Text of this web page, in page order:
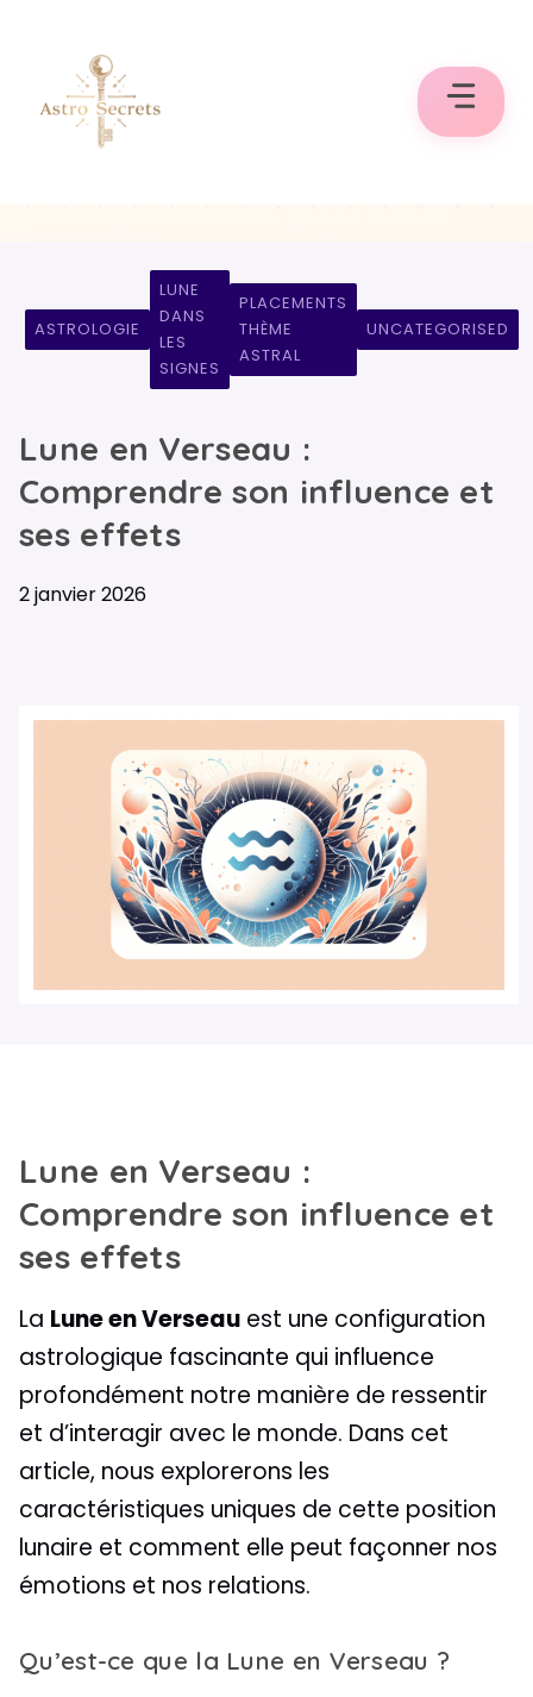
contenu
ASTROLOGIE
LUNE
DANS
LES
SIGNES
PLACEMENTS
THÈME
ASTRAL
UNCATEGORISED
Lune en Verseau :
Comprendre son influence et
ses effets
2 janvier 2026
Lune en Verseau :
Comprendre son influence et
ses effets
La Lune en Verseau est une configuration
astrologique fascinante qui influence
profondément notre manière de ressentir
et d’interagir avec le monde. Dans cet
article, nous explorerons les
caractéristiques uniques de cette position
lunaire et comment elle peut façonner nos
émotions et nos relations.
Qu’est-ce que la Lune en Verseau ?